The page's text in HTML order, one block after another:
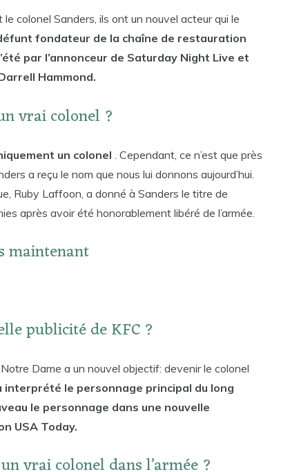
colonel Sanders, ils ont un nouvel acteur qui le
fondateur de la chaîne de restauration
par l’annonceur de Saturday Night Live et
Hammond.
vrai colonel ?
un colonel . Cependant, ce n’est que près
a reçu le nom que nous lui donnons aujourd’hui.
Ruby Laffoon, a donné à Sanders le titre de
après avoir été honorablement libéré de l’armée.
maintenant
publicité de KFC ?
Dame a un nouvel objectif: devenir le colonel
interprété le personnage principal du long
le personnage dans une nouvelle
USA Today.